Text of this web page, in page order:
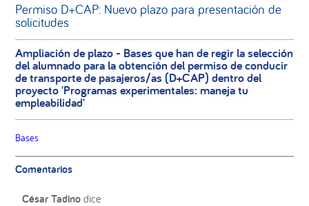
Permiso D+CAP: Nuevo plazo para presentación de
solicitudes
Ampliación de plazo - Bases que han de regir la selección
del alumnado para la obtención del permiso de conducir
de transporte de pasajeros/as (D+CAP) dentro del
proyecto 'Programas experimentales: maneja tu
empleabilidad'
Bases
Interacciones
con
lectores
Comentarios
César Tadino dice